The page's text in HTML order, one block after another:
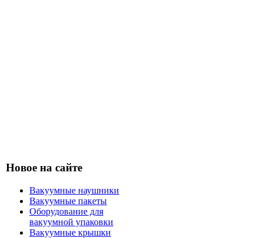
Новое на сайте
Вакуумные наушники
Вакуумные пакеты
Оборудование для
вакуумной упаковки
Вакуумные крышки